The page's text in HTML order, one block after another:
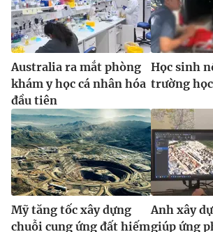
Australia ra mắt phòng
khám y học cá nhân hóa
đầu tiên
Học sinh
trường
Mỹ tăng tốc xây dựng
chuỗi cung ứng đất hiếm
Anh xây
giúp ứng